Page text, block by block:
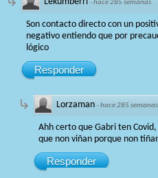
·hace 285 semanas
Son contacto directo con un
negativo entiendo que por
lógico
Responder
Lorzaman ·hace 285 semanas
Ahh certo que Gabri ten
que non viñan porque non
Responder